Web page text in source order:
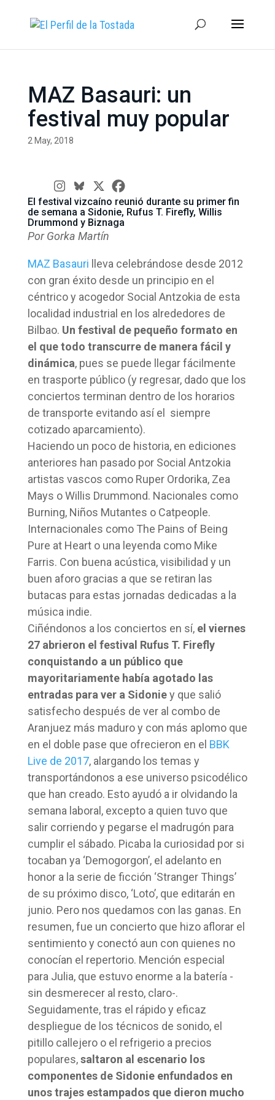
MAZ Basauri: un
festival muy popular
2 May, 2018
El festival vizcaíno reunió durante su primer fin
de semana a Sidonie, Rufus T. Firefly, Willis
Drummond y Biznaga
Por Gorka Martín
MAZ Basauri
lleva celebrándose desde 2012
con gran éxito desde un principio en el
céntrico y acogedor Social Antzokia de esta
localidad industrial en los alrededores de
Bilbao. Un festival de pequeño formato en
el que todo transcurre de manera fácil y
dinámica, pues se puede llegar fácilmente
en trasporte público (y regresar, dado que los
conciertos terminan dentro de los horarios
de transporte evitando así el siempre
cotizado aparcamiento).
Haciendo un poco de historia, en ediciones
anteriores han pasado por Social Antzokia
artistas vascos como Ruper Ordorika, Zea
Mays o Willis Drummond. Nacionales como
Burning, Niños Mutantes o Catpeople.
Internacionales como The Pains of Being
Pure at Heart o una leyenda como Mike
Farris. Con buena acústica, visibilidad y un
buen aforo gracias a que se retiran las
butacas para estas jornadas dedicadas a la
música indie.
Ciñéndonos a los conciertos en sí, el viernes
27 abrieron el festival Rufus T. Firefly
conquistando a un público que
mayoritariamente había agotado las
entradas para ver a Sidoniey que salió
satisfecho después de ver al combo de
Aranjuez más maduro y con más aplomo que
en el doble pase que ofrecieron en el BBK
Live de 2017, alargando los temas y
transportándonos a ese universo psicodélico
que han creado. Esto ayudó a ir olvidando la
semana laboral, excepto a quien tuvo que
salir corriendo y pegarse el madrugón para
cumplir el sábado. Picaba la curiosidad por si
tocaban ya ‘Demogorgon’, el adelanto en
honor a la serie de ficción ‘Stranger Things’
de su próximo disco, ‘Loto’, que editarán en
junio. Pero nos quedamos con las ganas. En
resumen, fue un concierto que hizo aflorar el
sentimiento y conectó aun con quienes no
conocían el repertorio. Mención especial
para Julia, que estuvo enorme a la batería -
sin desmerecer al resto, claro-.
Seguidamente, tras el rápido y eficaz
despliegue de los técnicos de sonido, el
pitillo callejero o el refrigerio a precios
populares,saltaron al escenario los
componentes de Sidonie enfundados en
unos trajes estampados que dieron mucho